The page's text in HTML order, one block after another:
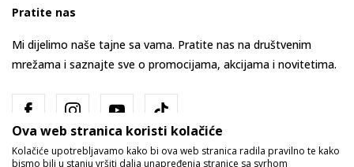
Pratite nas
Mi dijelimo naše tajne sa vama. Pratite nas na društvenim
mrežama i saznajte sve o promocijama, akcijama i novitetima.
Ova web stranica koristi kolačiće
Kolačiće upotrebljavamo kako bi ova web stranica radila pravilno te kako
bismo bili u stanju vršiti dalja unapređenja stranice sa svrhom